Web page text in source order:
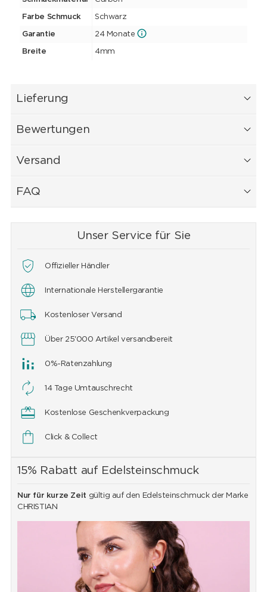
Farbe Schmuck Schwarz
Garantie 24 Monate
Breite 4mm
Lieferung
Bewertungen
Versand
FAQ
Unser Service für Sie
Offizieller Händler
Internationale Herstellergarantie
Kostenloser Versand
Über 25'000 Artikel versandbereit
0%-Ratenzahlung
14 Tage Umtauschrecht
Kostenlose Geschenkverpackung
Click & Collect
15% Rabatt auf Edelsteinschmuck
Nur für kurze Zeit gültig auf den Edelsteinschmuck der Marke
CHRISTIAN